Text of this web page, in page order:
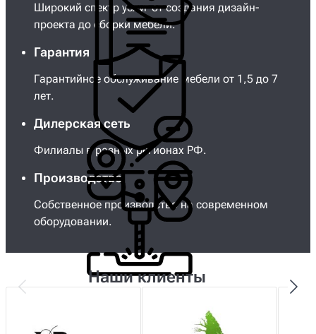
Широкий спектр услуг от создания дизайн-
проекта до сборки мебели.
Гарантия
Гарантийное обслуживание мебели от 1,5 до 7
лет.
Дилерская сеть
Филиалы в разных регионах РФ.
Производство
Собственное производство на современном
оборудовании.
Наши клиенты